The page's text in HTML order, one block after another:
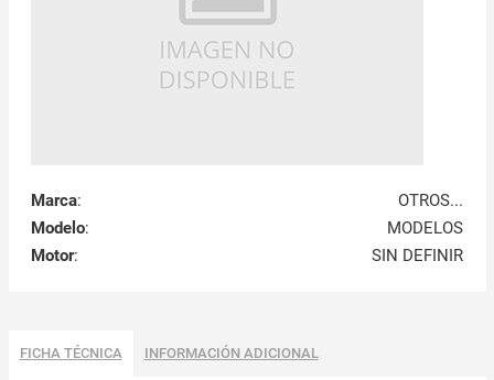
Marca:
OTROS...
Modelo:
MODELOS
Motor: SIN DEFINIR
FICHA TÉCNICA INFORMACIÓN ADICIONAL